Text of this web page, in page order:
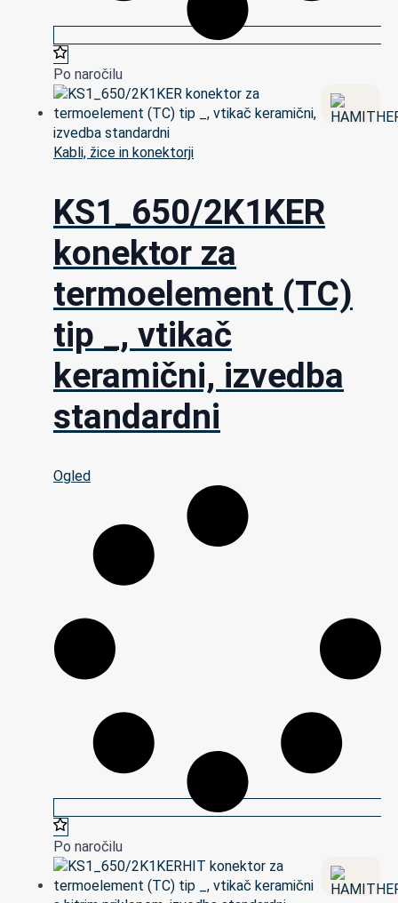
Po naročilu
Kabli, žice in konektorji
KS1_650/2K1KER
konektor za
termoelement (TC)
tip _, vtikač
keramični, izvedba
standardni
Ogled
Po naročilu